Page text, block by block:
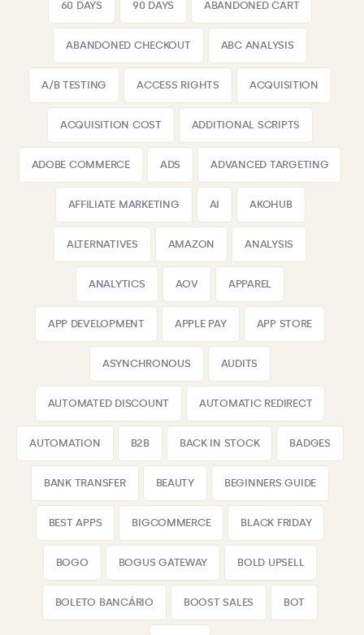
60 DAYS 90 DAYS ABANDONED CART
ABANDONED CHECKOUT ABC ANALYSIS
A/B TESTING ACCESS RIGHTS ACQUISITION
ACQUISITION COST ADDITIONAL SCRIPTS
ADOBE COMMERCE ADS ADVANCED TARGETING
AFFILIATE MARKETING AI AKOHUB
ALTERNATIVES AMAZON ANALYSIS
ANALYTICS AOV APPAREL
APP DEVELOPMENT APPLE PAY APP STORE
ASYNCHRONOUS AUDITS
AUTOMATED DISCOUNT AUTOMATIC REDIRECT
AUTOMATION B2B BACK IN STOCK BADGES
BANK TRANSFER BEAUTY BEGINNERS GUIDE
BEST APPS BIGCOMMERCE BLACK FRIDAY
BOGO BOGUS GATEWAY BOLD UPSELL
BOLETO BANCÁRIO BOOST SALES BOT